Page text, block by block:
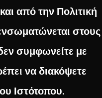
από την Πολιτική
στους
συμφωνείτε με
να διακόψετε
Ιστότοπου.